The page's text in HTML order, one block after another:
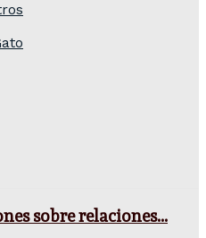
sobre relaciones...